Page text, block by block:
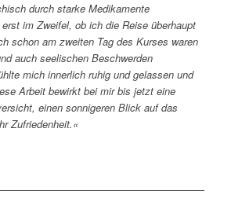
durch starke Medikamente
im Zweifel, ob ich die Reise überhaupt
schon am zweiten Tag des Kurses waren
auch seelischen Beschwerden
mich innerlich ruhig und gelassen und
Arbeit bewirkt bei mir bis jetzt eine
einen sonnigeren Blick auf das
Zufriedenheit.«